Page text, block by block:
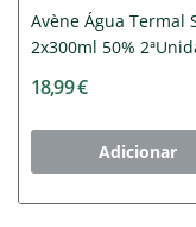
Avène Água Termal
2x300ml 50%
18,99 €
Adicionar